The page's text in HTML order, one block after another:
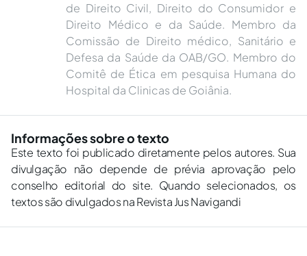
de Direito Civil, Direito do Consumidor e
Direito Médico e da Saúde. Membro da
Comissão de Direito médico, Sanitário e
Defesa da Saúde da OAB/GO. Membro do
Comitê de Ética em pesquisa Humana do
Hospital da Clinicas de Goiânia.
Informações sobre o texto
Este texto foi publicado diretamente pelos autores. Sua
divulgação não depende de prévia aprovação pelo
conselho editorial do site. Quando selecionados, os
textos são divulgados na Revista Jus Navigandi